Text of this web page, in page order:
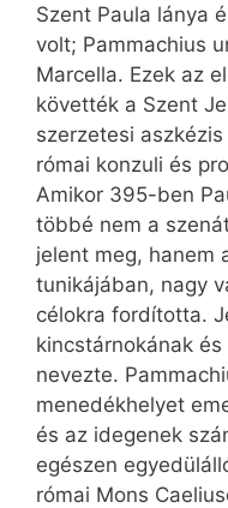
Szent Paula lánya
volt; Pamma­chius
Marcella. Ezek az
követték a Szent
szerzetesi
római konzuli és
Amikor 395-ben
többé nem a
jelent meg, hanem
tunikájában, nagy
célokra fordította.
kincstárnokának
nevezte.
menedékhelyet
és az idegenek
egészen
római Mons